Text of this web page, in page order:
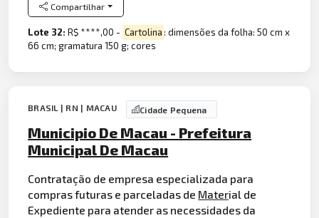
Compartilhar
Lote 32:R$ ****,00 - Cartolina: dimensões da folha: 50 cm x
66 cm; gramatura 150 g; cores
BRASIL | RN | MACAU Cidade Pequena
Municipio De Macau - Prefeitura
Municipal De Macau
Contratação de empresa especializada para
compras futuras e parceladas de Material de
Expediente para atender as necessidades da